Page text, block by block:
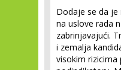
Dodaje se da
na uslove rada
zabrinjavajući.
i zemalja
visokim